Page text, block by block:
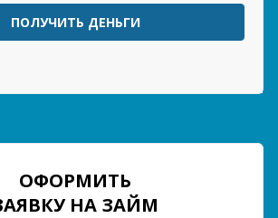
ПОЛУЧИТЬ ДЕНЬГИ
ОФОРМИТЬ
НА ЗАЙМ